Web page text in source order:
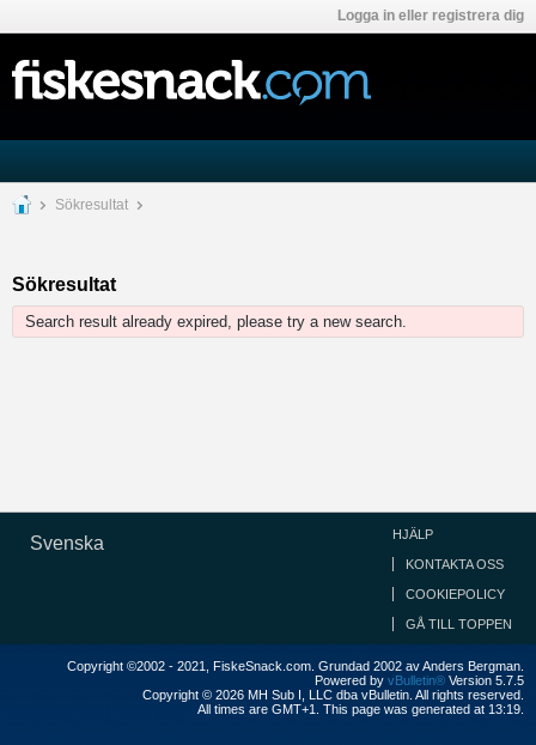
Logga in eller registrera dig
Sökresultat
Sökresultat
Search result already expired, please try a new search.
Svenska HJÄLP
KONTAKTA OSS
COOKIEPOLICY
GÅ TILL TOPPEN
Copyright ©2002 - 2021, FiskeSnack.com. Grundad 2002 av Anders Bergman.
Powered by vBulletin® Version 5.7.5
Copyright © 2026 MH Sub I, LLC dba vBulletin. All rights reserved.
All times are GMT+1. This page was generated at 13:19.